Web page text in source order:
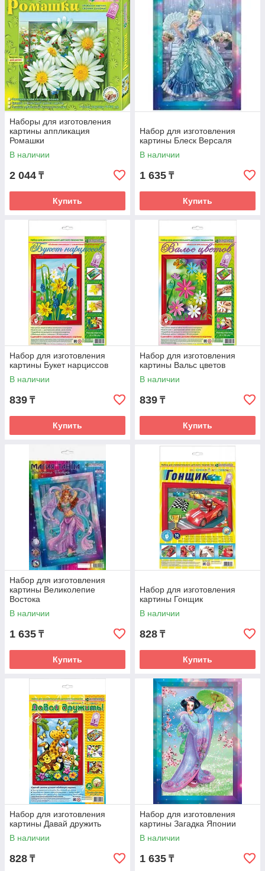
Наборы для изготовления
картины аппликация
Ромашки
В наличии
2 044 ₸
Купить
Набор для изготовления
картины Блеск Версаля
В наличии
1 635 ₸
Купить
Набор для изготовления
картины Букет нарциссов
В наличии
839 ₸
Купить
Набор для изготовления
картины Вальс цветов
В наличии
839 ₸
Купить
Набор для изготовления
картины Великолепие
Востока
В наличии
1 635 ₸
Купить
Набор для изготовления
картины Гонщик
В наличии
828 ₸
Купить
Набор для изготовления
картины Давай дружить
В наличии
828 ₸
Набор для изготовления
картины Загадка Японии
В наличии
1 635 ₸